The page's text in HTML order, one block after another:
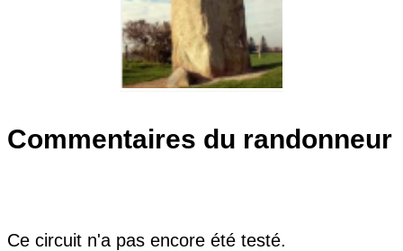
Commentaires du randonneur
Ce circuit n'a pas encore été testé.